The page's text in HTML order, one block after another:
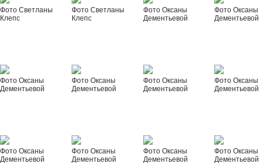
Фото Светланы
Клепс
Фото Светланы
Клепс
Фото Оксаны
Дементьевой
Фото Оксаны
Дементьевой
Фото Оксаны
Дементьевой
Фото Оксаны
Дементьевой
Фото Оксаны
Дементьевой
Фото Оксаны
Дементьевой
Фото Оксаны
Дементьевой
Фото Оксаны
Дементьевой
Фото Оксаны
Дементьевой
Фото Оксаны
Дементьевой